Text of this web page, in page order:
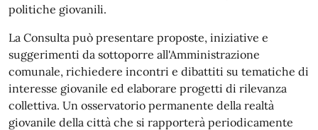
politiche giovanili.
La Consulta può presentare proposte, iniziative e
suggerimenti da sottoporre all'Amministrazione
comunale, richiedere incontri e dibattiti su tematiche di
interesse giovanile ed elaborare progetti di rilevanza
collettiva. Un osservatorio permanente della realtà
giovanile della città che si rapporterà periodicamente